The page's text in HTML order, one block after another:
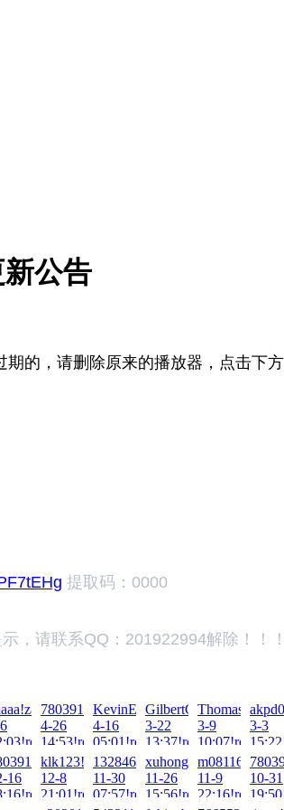
公告
的，请删除原来的播放器， 点击下
提取码：0000
，请联系QQ：201922994解除！！！
78039198214777!zai!2026-
4-26
14:53!read!
KevinEralt!zai!2026-
4-16
05:01!read!
GilbertGek!zai!2026-
3-22
13:37!read!
3-9
10:07!read!
3-3
16
klk123!zai!2025-
12-8
21:01!read!
1328463851!zai!2025-
11-30
07:57!read!
xuhongxing!zai!2025-
11-26
15:56!read!
11-9
22:16!read!
10-31